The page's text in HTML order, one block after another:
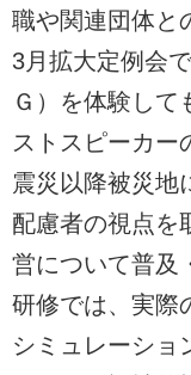
職や関連団体と
3月拡大定例会
Ｇ）を体験して
ストスピーカー
震災以降被災地
配慮者の視点を
営について普及
研修では、実際
シミュレーショ